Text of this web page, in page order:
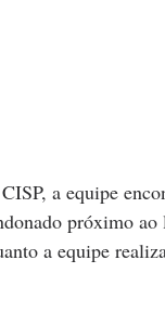
a equipe
próximo
a equipe